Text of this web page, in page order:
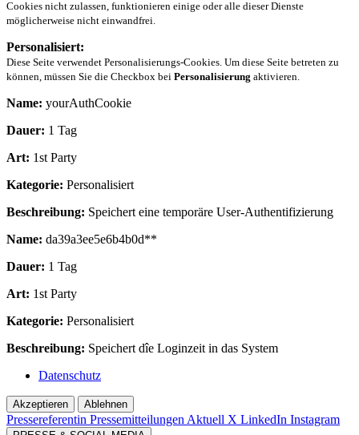
Cookies nicht zulassen, funktionieren einige oder alle dieser Dienste
möglicherweise nicht einwandfrei.
Personalisiert:
Diese Seite verwendet Personalisierungs-Cookies. Um diese Seite betreten zu
können, müssen Sie die Checkbox bei Personalisierung aktivieren.
Name: yourAuthCookie
Dauer: 1 Tag
Art: 1st Party
Kategorie: Personalisiert
Beschreibung: Speichert eine temporäre User-Authentifizierung
Name: da39a3ee5e6b4b0d**
Dauer: 1 Tag
Art: 1st Party
Kategorie: Personalisiert
Beschreibung: Speichert dîe Loginzeit in das System
Datenschutz
Akzeptieren Ablehnen
Pressereferentin Pressemitteilungen Aktuell X LinkedIn Instagram